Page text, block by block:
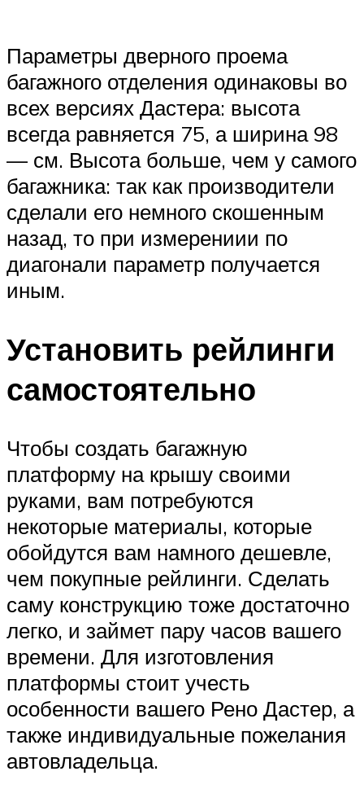
Параметры дверного проема
багажного отделения одинаковы во
всех версиях Дастера: высота
всегда равняется 75, а ширина 98
— см. Высота больше, чем у самого
багажника: так как производители
сделали его немного скошенным
назад, то при измерениии по
диагонали параметр получается
иным.
Установить рейлинги
самостоятельно
Чтобы создать багажную
платформу на крышу своими
руками, вам потребуются
некоторые материалы, которые
обойдутся вам намного дешевле,
чем покупные рейлинги. Сделать
саму конструкцию тоже достаточно
легко, и займет пару часов вашего
времени. Для изготовления
платформы стоит учесть
особенности вашего Рено Дастер, а
также индивидуальные пожелания
автовладельца.